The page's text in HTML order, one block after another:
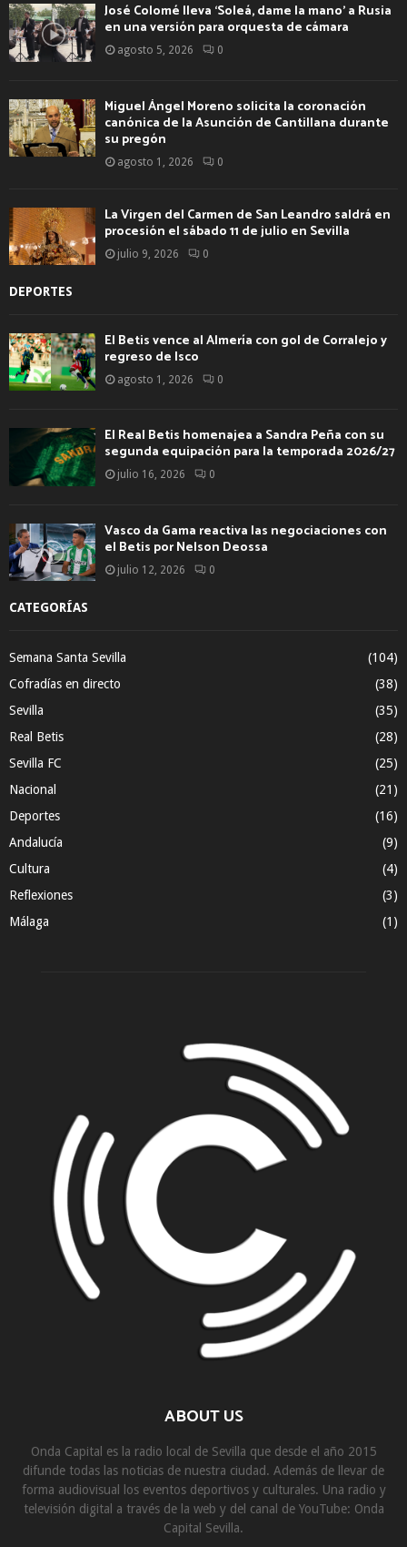
José Colomé lleva ‘Soleá, dame la mano’ a Rusia
en una versión para orquesta de cámara
agosto 5, 2026 0
Miguel Ángel Moreno solicita la coronación
canónica de la Asunción de Cantillana durante
su pregón
agosto 1, 2026 0
La Virgen del Carmen de San Leandro saldrá en
procesión el sábado 11 de julio en Sevilla
julio 9, 2026 0
DEPORTES
El Betis vence al Almería con gol de Corralejo y
regreso de Isco
agosto 1, 2026 0
El Real Betis homenajea a Sandra Peña con su
segunda equipación para la temporada 2026/27
julio 16, 2026 0
Vasco da Gama reactiva las negociaciones con
el Betis por Nelson Deossa
julio 12, 2026 0
CATEGORÍAS
Semana Santa Sevilla
(104)
Cofradías en directo
(38)
Sevilla
(35)
Real Betis
(28)
Sevilla FC
(25)
Nacional
(21)
Deportes
(16)
Andalucía
(9)
Cultura
(4)
Reflexiones
(3)
Málaga
(1)
ABOUT US
Onda Capital es la radio local de Sevilla que desde el año 2015
difunde todas las noticias de nuestra ciudad. Además de llevar de
forma audiovisual los eventos deportivos y culturales. Una radio y
televisión digital a través de la web y del canal de YouTube: Onda
Capital Sevilla.